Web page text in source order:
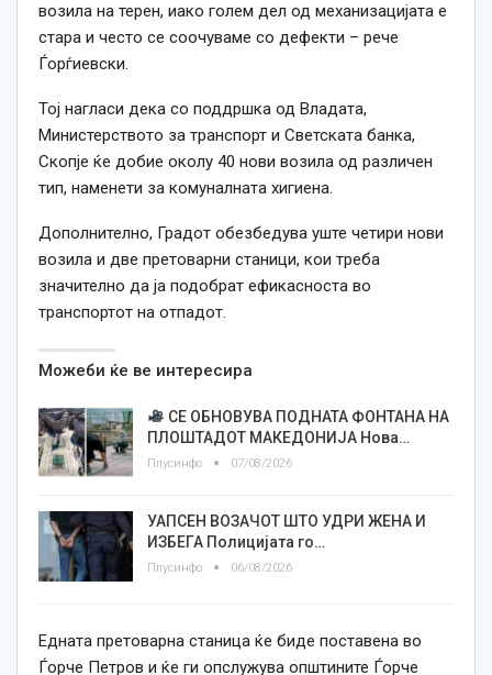
возила на терен, иако голем дел од механизацијата е
стара и често се соочуваме со дефекти – рече
Ѓорѓиевски.
Тој нагласи дека со поддршка од Владата,
Министерството за транспорт и Светската банка,
Скопје ќе добие околу 40 нови возила од различен
тип, наменети за комуналната хигиена.
Дополнително, Градот обезбедува уште четири нови
возила и две претоварни станици, кои треба
значително да ја подобрат ефикасноста во
транспортот на отпадот.
Можеби ќе ве интересира
СЕ ОБНОВУВА ПОДНАТА ФОНТАНА НА
ПЛОШТАДОТ МАКЕДОНИЈА Нова…
Плусинфо 07/08/2026
УАПСЕН ВОЗАЧОТ ШТО УДРИ ЖЕНА И
ИЗБЕГА Полицијата го…
Плусинфо 06/08/2026
Едната претоварна станица ќе биде поставена во
Ѓорче Петров и ќе ги опслужува општините Ѓорче